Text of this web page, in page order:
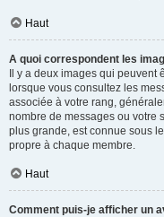
Haut
A quoi correspondent les
Il y a deux images qui
lorsque vous consultez les
associée à votre rang,
nombre de messages ou votre
plus grande, est connue sous
propre à chaque membre.
Haut
Comment puis-je afficher un